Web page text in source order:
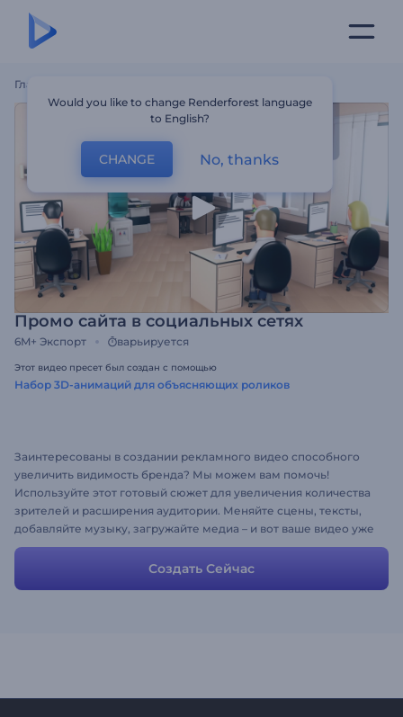
Главная
Промо сайта в социальных сетях
6M+ Экспорт варьируется
Этот видео пресет был создан с помощью
Набор 3D-анимаций для объясняющих роликов
Заинтересованы в создании рекламного видео способного
увеличить видимость бренда? Мы можем вам помочь!
Используйте этот готовый сюжет для увеличения количества
зрителей и расширения аудитории. Меняйте сцены, тексты,
добавляйте музыку, загружайте медиа – и вот ваше видео уже
готово!
Создать Сейчас
Would you like to change Renderforest language
to English?
CHANGE No, thanks